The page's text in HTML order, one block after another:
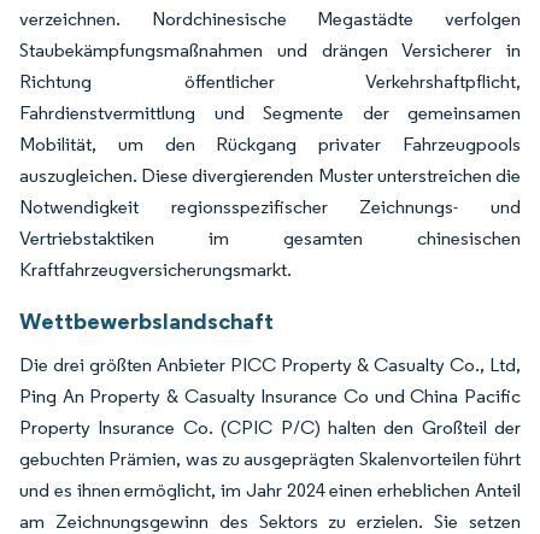
verzeichnen. Nordchinesische Megastädte verfolgen
Staubekämpfungsmaßnahmen und drängen Versicherer in
Richtung öffentlicher Verkehrshaftpflicht,
Fahrdienstvermittlung und Segmente der gemeinsamen
Mobilität, um den Rückgang privater Fahrzeugpools
auszugleichen. Diese divergierenden Muster unterstreichen die
Notwendigkeit regionsspezifischer Zeichnungs- und
Vertriebstaktiken im gesamten chinesischen
Kraftfahrzeugversicherungsmarkt.
Wettbewerbslandschaft
Die drei größten Anbieter PICC Property & Casualty Co., Ltd,
Ping An Property & Casualty Insurance Co und China Pacific
Property Insurance Co. (CPIC P/C) halten den Großteil der
gebuchten Prämien, was zu ausgeprägten Skalenvorteilen führt
und es ihnen ermöglicht, im Jahr 2024 einen erheblichen Anteil
am Zeichnungsgewinn des Sektors zu erzielen. Sie setzen